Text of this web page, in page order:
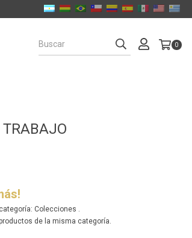
0
TRABAJO
Colecciones .
de la misma categoría.